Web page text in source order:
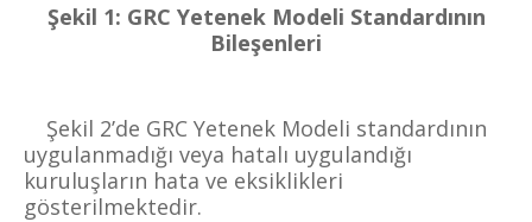
Şekil 1: GRC Yetenek Modeli Standardının
Bileşenleri
Şekil 2’de GRC Yetenek Modeli standardının
uygulanmadığı veya hatalı uygulandığı
kuruluşların hata ve eksiklikleri
gösterilmektedir.